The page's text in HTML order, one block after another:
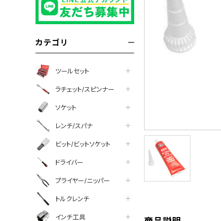
カテゴリ
ツールセット
ラチェット/スピンナー
ソケット
レンチ/スパナ
ビット/ビットソケット
ドライバー
プライヤー/ニッパー
トルクレンチ
インチ工具
facebook
line